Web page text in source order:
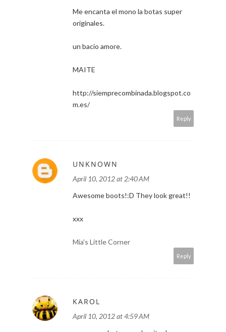
Me encanta el mono la botas super
originales.
un bacio amore.
MAITE
http://siemprecombinada.blogspot.co
m.es/
Reply
UNKNOWN
April 10, 2012 at 2:40 AM
Awesome boots!:D They look great!!
xxx
Mia's Little Corner
Reply
KAROL
April 10, 2012 at 4:59 AM